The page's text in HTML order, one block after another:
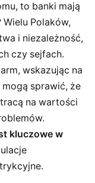
to banki mają
Polaków,
i niezależność,
czy sejfach.
wskazując na
sprawić, że
na wartości
kluczowe w